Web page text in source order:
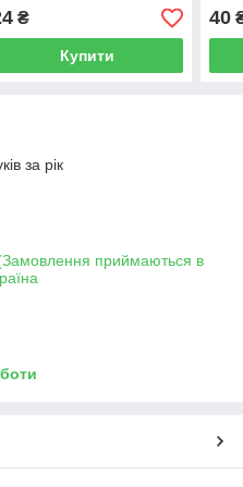
₴
Купити
40
за рік
приймаються в